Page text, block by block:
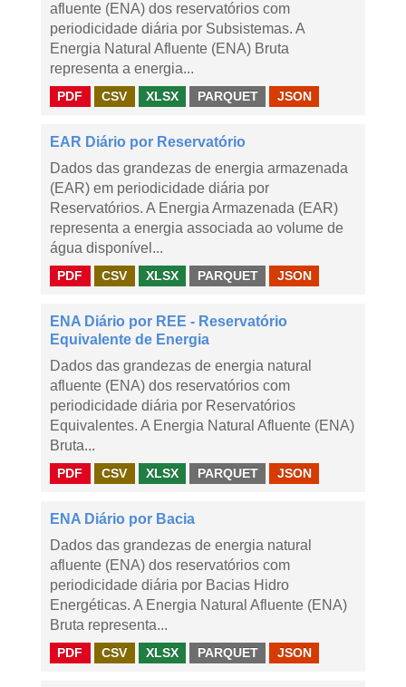
afluente (ENA) dos reservatórios com
periodicidade diária por Subsistemas. A
Energia Natural Afluente (ENA) Bruta
representa a energia...
PDF CSV XLSX PARQUET JSON
EAR Diário por Reservatório
Dados das grandezas de energia armazenada
(EAR) em periodicidade diária por
Reservatórios. A Energia Armazenada (EAR)
representa a energia associada ao volume de
água disponível...
PDF CSV XLSX PARQUET JSON
ENA Diário por REE - Reservatório
Equivalente de Energia
Dados das grandezas de energia natural
afluente (ENA) dos reservatórios com
periodicidade diária por Reservatórios
Equivalentes. A Energia Natural Afluente (ENA)
Bruta...
PDF CSV XLSX PARQUET JSON
ENA Diário por Bacia
Dados das grandezas de energia natural
afluente (ENA) dos reservatórios com
periodicidade diária por Bacias Hidro
Energéticas. A Energia Natural Afluente (ENA)
Bruta representa...
PDF CSV XLSX PARQUET JSON